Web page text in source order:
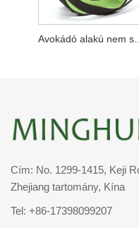
Avokádó alakú nem szőtt táska
Cím: No. 1299-1415, Keji
Zhejiang tartomány, Kína
Tel: +86-17398099207